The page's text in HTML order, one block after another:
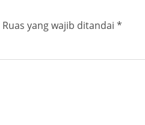
Ruas yang wajib ditandai *